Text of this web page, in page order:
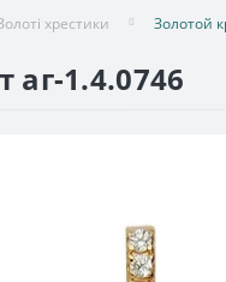
хрестики Золотой
аг-1.4.0746